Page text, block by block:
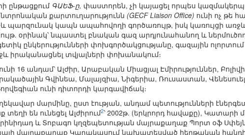
ընթացքում ԳԱԵՖ-ը, փաստորեն, չի կայացել որպես
քարտուղարությունն (GECF Liaison Office) ունի ոչ թե
պարզունակ կապն ապահովողի գործառույթ, իսկ կառույցի
օրինակ՝ նպաստել բնական գազ արդյունահանող և
ընկերությունների փոխգործակցությանը, գազային
իրականացնել տվյալների փոխանակում։
16 անդամ՝ Ալժիր, Արաբական Միացյալ Էմիրություններ,
Գվինեա, Մալայզիա, Նիգերիա, Ռուսաստան,
ունի դիտորդի կարգավիճակ։
մարմինը, ըստ էության, անդամ պետությունների
են ունեցել Ալժիրում2՝ 2002թ. (երկրորդ հավաքը), Կատարի
և Տոբագո կղզեպետության մայրաքաղաք Պորտ օֆ
մայրաքաղաք Կարակասում նախատեսված հերթական